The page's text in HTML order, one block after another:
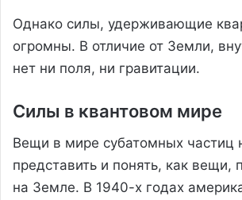
Однако силы, удерживающие
огромны. В отличие от Земли,
нет ни поля, ни гравитации.
Силы в квантовом мире
Вещи в мире субатомных частиц
представить и понять, как вещи,
на Земле. В 1940-х годах